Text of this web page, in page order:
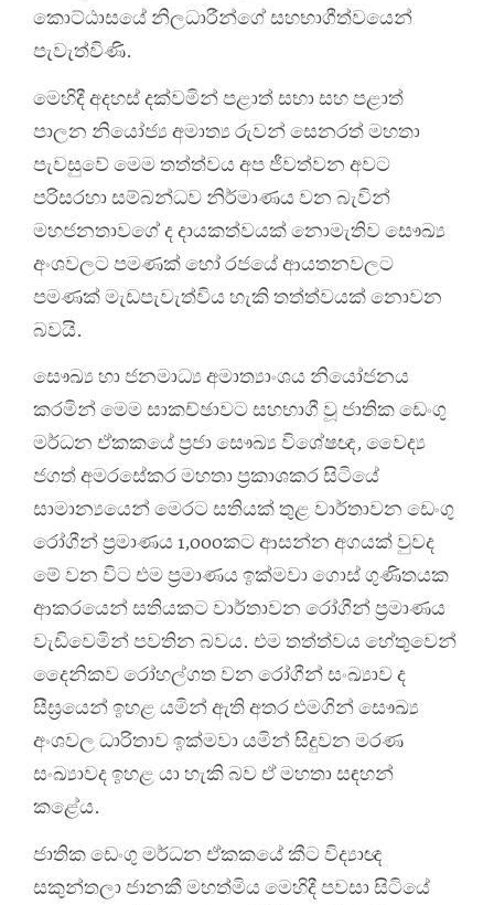
කොට්ඨාසයේ නිලධාරීන්ගේ සහභාගීත්වයෙන්
පැවැත්විණි.
මෙහිදී අදහස් දක්වමින් පළාත් සභා සහ පළාත්
පාලන නියෝජ්‍ය අමාත්‍ය රුවන් සෙනරත් මහතා
පැවසුවේ මෙම තත්ත්වය අප ජීවත්වන අවට
පරිසරහා සම්බන්ධව නිර්මාණය වන බැවින්
මහජනතාවගේ ද දායකත්වයක් නොමැතිව සෞඛ්‍ය
අංශවලට පමණක් හෝ රජයේ ආයතනවලට
පමණක් මැඩපැවැත්විය හැකි තත්ත්වයක් නොවන
බවයි.
සෞඛ්‍ය හා ජනමාධ්‍ය අමාත්‍යාංශය නියෝජනය
කරමින් මෙම සාකච්ඡාවට සහභාගී වූ ජාතික ඩෙංගු
මර්ධන ඒකකයේ ප්‍රජා සෞඛ්‍ය විශේෂඥ, වෛද්‍ය
ජගත් අමරසේකර මහතා ප්‍රකාශකර සිටියේ
සාමාන්‍යයෙන් මෙරට සතියක් තුළ වාර්තාවන ඩෙංගු
රෝගීන් ප්‍රමාණය 1,000කට ආසන්න අගයක් වුවද
මේ වන විට එම ප්‍රමාණය ඉක්මවා ගොස් ගුණිතයක
ආකරයෙන් සතියකට වාර්තාවන රෝගීන් ප්‍රමාණය
වැඩිවෙමින් පවතින බවය. එම තත්ත්වය හේතුවෙන්
දෛනිකව රෝහල්ගත වන රෝගීන් සංඛ්‍යාව ද
සීඝ්‍රයෙන් ඉහළ යමින් ඇති අතර එමගින් සෞඛ්‍ය
අංශවල ධාරිතාව ඉක්මවා යමින් සිදුවන මරණ
සංඛ්‍යාවද ඉහළ යා හැකි බව ඒ මහතා සඳහන්
කළේය.
ජාතික ඩෙංගු මර්ධන ඒකකයේ කීට විද්‍යාඥ
සකුන්තලා ජානකී මහත්මිය මෙහිදී පවසා සිටියේ